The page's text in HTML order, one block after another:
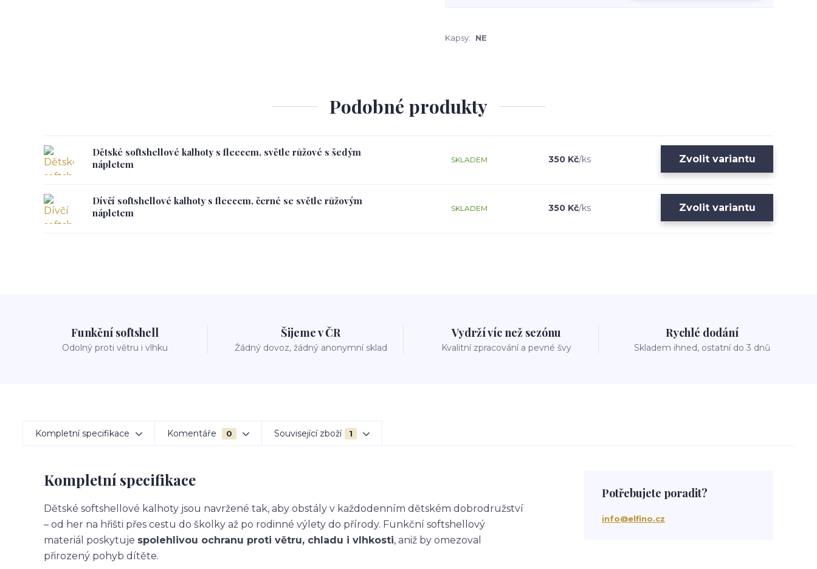
Kapsy: NE
Podobné produkty
Dětské softshellové kalhoty s fleecem, světle růžové s šedým
nápletem
350 Kč/ks
SKLADEM Zvolit variantu
Dívčí softshellové kalhoty s fleecem, černé se světle růžovým
nápletem
350 Kč/ks
SKLADEM Zvolit variantu
Funkční softshell
Odolný proti větru i vlhku
Šijeme v ČR
Žádný dovoz, žádný anonymní sklad
Vydrží víc než sezónu
Kvalitní zpracování a pevné švy
Rychlé dodání
Skladem ihned, ostatní do 3 dnů
Kompletní specifikace Komentáře 0 Související zboží 1
Kompletní specifikace
Dětské softshellové kalhoty jsou navržené tak, aby obstály v každodenním dětském dobrodružství
– od her na hřišti přes cestu do školky až po rodinné výlety do přírody. Funkční softshellový
materiál poskytuje spolehlivou ochranu proti větru, chladu i vlhkosti, aniž by omezoval
přirozený pohyb dítěte.
Potřebujete poradit?
info@elfino.cz